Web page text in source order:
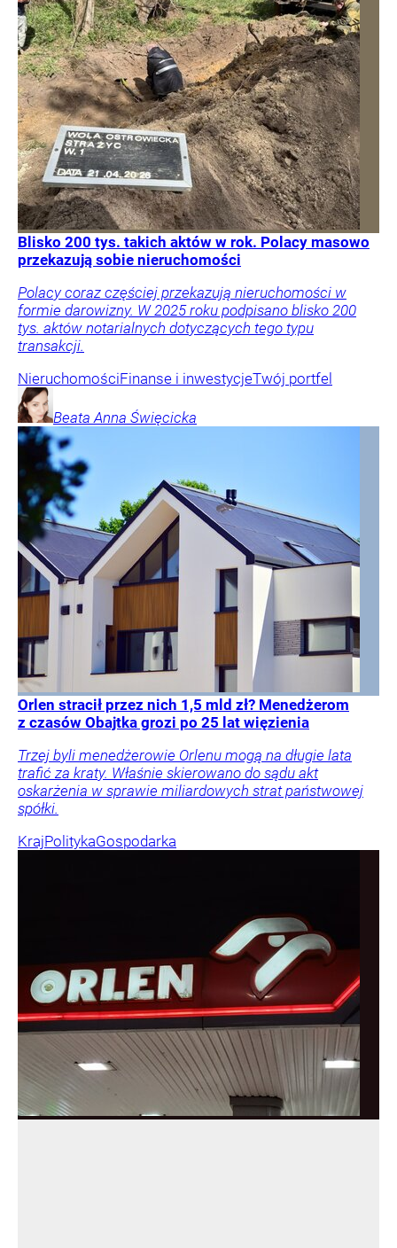
Blisko 200 tys. takich aktów w rok. Polacy masowo
przekazują sobie nieruchomości
Polacy coraz częściej przekazują nieruchomości w
formie darowizny. W 2025 roku podpisano blisko 200
tys. aktów notarialnych dotyczących tego typu
transakcji.
NieruchomościFinanse i inwestycjeTwój portfel
Beata Anna Święcicka
Orlen stracił przez nich 1,5 mld zł? Menedżerom
z czasów Obajtka grozi po 25 lat więzienia
Trzej byli menedżerowie Orlenu mogą na długie lata
trafić za kraty. Właśnie skierowano do sądu akt
oskarżenia w sprawie miliardowych strat państwowej
spółki.
KrajPolitykaGospodarka